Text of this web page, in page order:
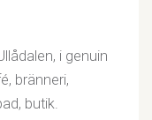
i genuin
bränneri,
butik.